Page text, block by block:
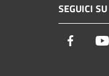
SEGUICI SU